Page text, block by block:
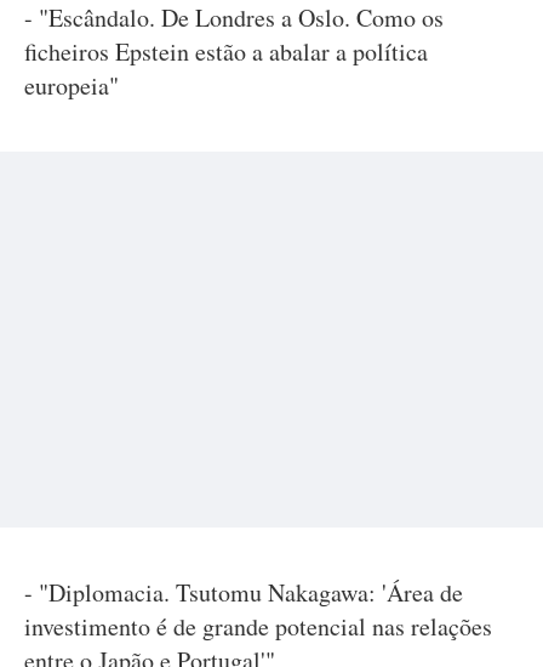
- "Escândalo. De Londres a Oslo. Como os
ficheiros Epstein estão a abalar a política
europeia"
- "Diplomacia. Tsutomu Nakagawa: 'Área de
investimento é de grande potencial nas relações